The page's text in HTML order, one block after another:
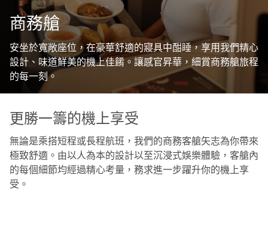
商務艙
安坐於寬敞座位，在豪華舒適的寢具中酣睡，享用我們精心
設計、味道鮮美的機上佳餚。讓感官昇華，細賞商務艙旅程
的每一刻。
更勝一籌的機上享受
無論是乘搭短程或長程航班，我們的商務客艙矢志為你帶來
極致舒適。由以人為本的設計以至沉浸式娛樂體驗，客艙內
的每個細節均經過精心考量，務求進一步躍升你的機上享
受。